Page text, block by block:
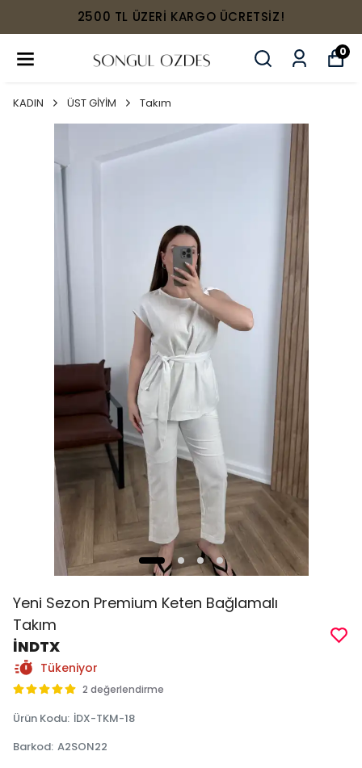
2500 TL ÜZERİ KARGO ÜCRETSİZ!
0
KADIN ÜST GİYİM Takım
Yeni Sezon Premium Keten Bağlamalı
Takım
İNDTX
Tükeniyor
2 değerlendirme
Ürün Kodu: İDX-TKM-18
Barkod: A2SON22